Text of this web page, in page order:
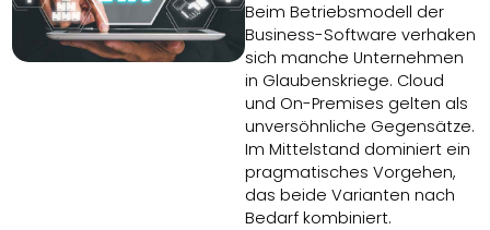
Beim Betriebsmodell der
Business-Software verhaken
sich manche Unternehmen
in Glaubenskriege. Cloud
und On-Premises gelten als
unversöhnliche Gegensätze.
Im Mittelstand dominiert ein
pragmatisches Vorgehen,
das beide Varianten nach
Bedarf kombiniert.